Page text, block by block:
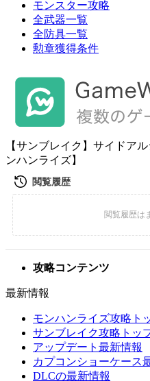
モンスター攻略
全武器一覧
全防具一覧
勲章獲得条件
【サンブレイク】サイドア
ンハンライズ】
攻略コンテンツ
最新情報
モンハンライズ攻略ト
サンブレイク攻略トッ
アップデート最新情報
カプコンショーケース
DLCの最新情報